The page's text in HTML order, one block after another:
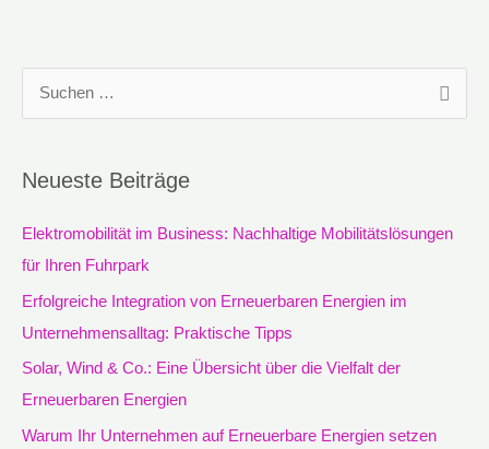
h
e
n
Neueste Beiträge
Elektromobilität im Business: Nachhaltige Mobilitätslösungen
für Ihren Fuhrpark
Erfolgreiche Integration von Erneuerbaren Energien im
Unternehmensalltag: Praktische Tipps
Solar, Wind & Co.: Eine Übersicht über die Vielfalt der
Erneuerbaren Energien
Warum Ihr Unternehmen auf Erneuerbare Energien setzen